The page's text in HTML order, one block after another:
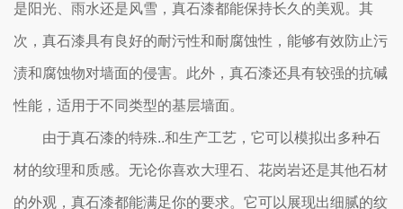
是阳光、雨水还是风雪，真石漆都能保持长久的美观。其
次，真石漆具有良好的耐污性和耐腐蚀性，能够有效防止污
渍和腐蚀物对墙面的侵害。此外，真石漆还具有较强的抗碱
性能，适用于不同类型的基层墙面。
由于真石漆的特殊..和生产工艺，它可以模拟出多种石
材的纹理和质感。无论你喜欢大理石、花岗岩还是其他石材
的外观，真石漆都能满足你的要求。它可以展现出细腻的纹